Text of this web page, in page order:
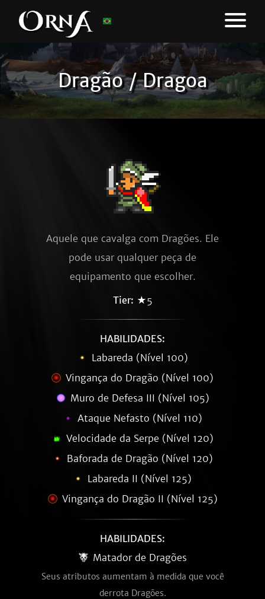
Dragão / Dragoa
Aquele que cavalga com Dragões. Ele
pode usar qualquer peça de
equipamento que escolher.
Tier: ★5
HABILIDADES:
Labareda (Nível 100)
Vingança do Dragão (Nível 100)
Muro de Defesa III (Nível 105)
Ataque Nefasto (Nível 110)
Velocidade da Serpe (Nível 120)
Baforada de Dragão (Nível 120)
Labareda II (Nível 125)
Vingança do Dragão II (Nível 125)
HABILIDADES:
Matador de Dragões
Seus atributos aumentam à medida que você
derrota Dragões.